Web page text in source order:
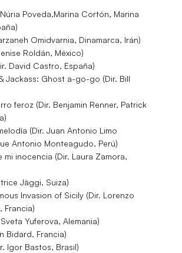
Poveda,Marina Cortón, Marina
Omidvarnia, Dinamarca, Irán)
Roldán, México)
David Castro, España)
Jackass: Ghost a-go-go (Dir. Bill
feroz (Dir. Benjamin Renner, Patrick
(Dir. Juan Antonio Limo
Antonio Monteagudo, Perú)
mi inocencia (Dir. Laura Zamora,
Jäggi, Suiza)
Invasion of Sicily (Dir. Lorenzo
Francia)
Yuferova, Alemania)
Bidard, Francia)
Igor Bastos, Brasil)